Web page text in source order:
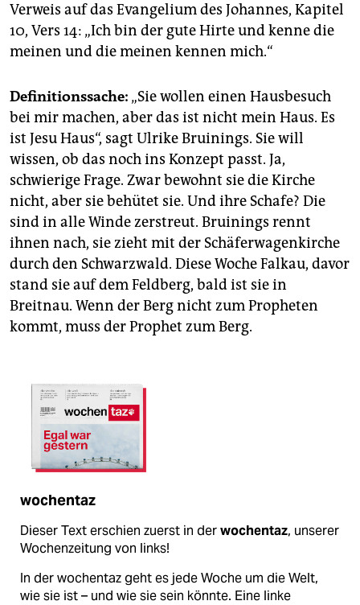
Verweis auf das Evangelium des Johannes, Kapitel
10, Vers 14: „Ich bin der gute Hirte und kenne die
meinen und die meinen kennen mich.“
Definitionssache: „Sie wollen einen Hausbesuch
bei mir machen, aber das ist nicht mein Haus. Es
ist Jesu Haus“, sagt Ulrike Bruinings. Sie will
wissen, ob das noch ins Konzept passt. Ja,
schwierige Frage. Zwar bewohnt sie die Kirche
nicht, aber sie behütet sie. Und ihre Schafe? Die
sind in alle Winde zerstreut. Bruinings rennt
ihnen nach, sie zieht mit der Schäferwagenkirche
durch den Schwarzwald. Diese Woche Falkau, davor
stand sie auf dem Feldberg, bald ist sie in
Breitnau. Wenn der Berg nicht zum Propheten
kommt, muss der Prophet zum Berg.
wochentaz
Dieser Text erschien zuerst in derwochentaz, unserer
Wochenzeitung von links!
In der wochentaz geht es jede Woche um die Welt,
wie sie ist – und wie sie sein könnte. Eine linke